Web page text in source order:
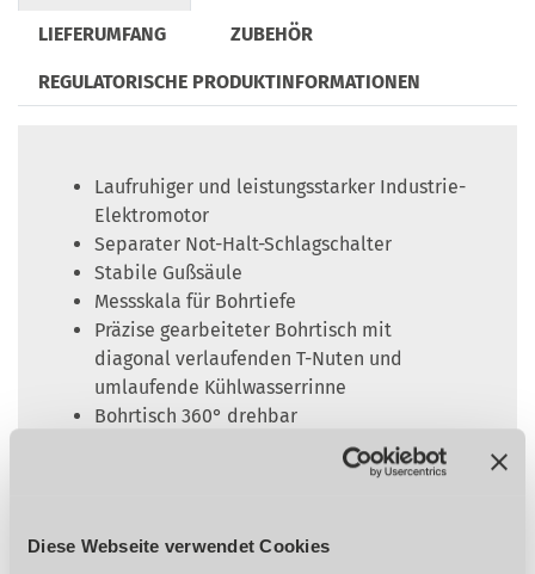
Diese Webseite verwendet Cookies
LIEFERUMFANG ZUBEHÖR
REGULATORISCHE PRODUKTINFORMATIONEN
Laufruhiger und leistungsstarker Industrie-
Elektromotor
Separater Not-Halt-Schlagschalter
Stabile Gußsäule
Messskala für Bohrtiefe
Präzise gearbeiteter Bohrtisch mit
diagonal verlaufenden T-Nuten und
umlaufende Kühlwasserrinne
Bohrtisch 360° drehbar
Druckguss-Pinolenhebel aus einem Stück